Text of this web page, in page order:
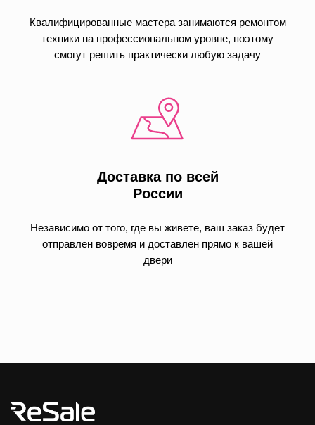
Квалифицированные мастера занимаются ремонтом
техники на профессиональном уровне, поэтому
смогут решить практически любую задачу
Доставка по всей
России
Независимо от того, где вы живете, ваш заказ будет
отправлен вовремя и доставлен прямо к вашей
двери